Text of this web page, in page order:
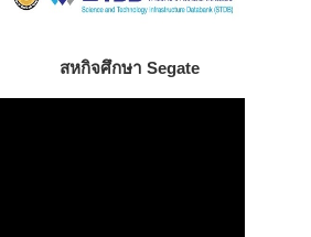
สหกิจศึกษา Segate